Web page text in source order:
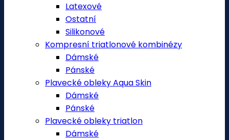
Latexové
Ostatní
Silikonové
Kompresní triatlonové kombinézy
Dámské
Pánské
Plavecké obleky Aqua Skin
Dámské
Pánské
Plavecké obleky triatlon
Dámské